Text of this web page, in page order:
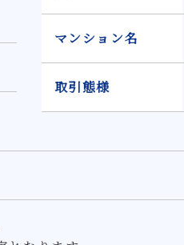
マンション名
取引態様